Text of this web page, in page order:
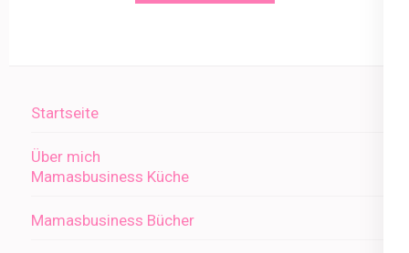
Startseite
Über mich
Mamasbusiness Küche
Mamasbusiness Bücher